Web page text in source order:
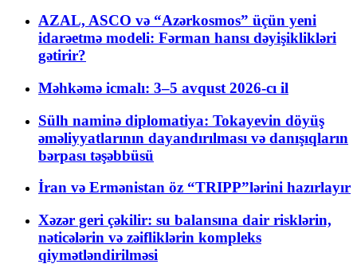
AZAL, ASCO və “Azərkosmos” üçün yeni
idarəetmə modeli: Fərman hansı dəyişiklikləri
gətirir?
Məhkəmə icmalı: 3–5 avqust 2026-cı il
Sülh naminə diplomatiya: Tokayevin döyüş
əməliyyatlarının dayandırılması və danışıqların
bərpası təşəbbüsü
İran və Ermənistan öz “TRIPP”lərini hazırlayır
Xəzər geri çəkilir: su balansına dair risklərin,
nəticələrin və zəifliklərin kompleks
qiymətləndirilməsi